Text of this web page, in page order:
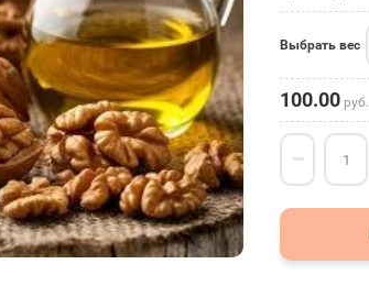
Выбрать вес
100.00 руб.
−